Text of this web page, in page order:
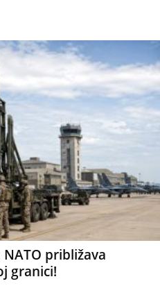
približava
granici!